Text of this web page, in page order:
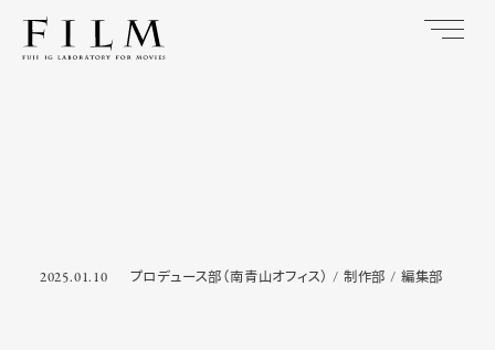
2025.01.10 プロデュース部（南青山オフィス） 制作部 編集部